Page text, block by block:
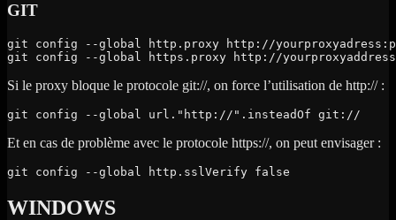
GIT
git config --global http.proxy http://
git config --global https.proxy http://
Si le proxy bloque le protocole git://, on force l’utilisation de http:// :
git config --global url."http://".insteadOf git://
Et en cas de problème avec le protocole https://, on peut envisager :
git config --global http.sslVerify false
WINDOWS